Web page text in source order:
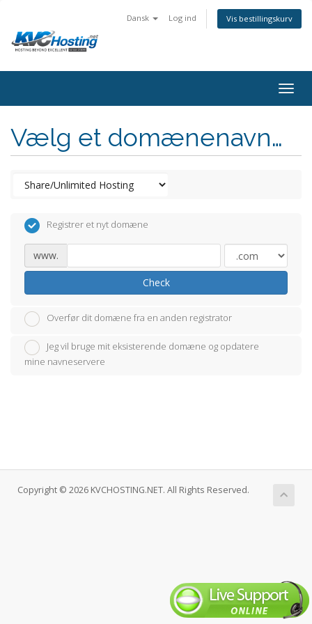
Dansk Log ind Vis bestillingskurv
Vælg et domænenavn…
Registrer et nyt domæne
www.
Check
Overfør dit domæne fra en anden registrator
Jeg vil bruge mit eksisterende domæne og opdatere
mine navneservere
Copyright © 2026 KVCHOSTING.NET. All Rights Reserved.